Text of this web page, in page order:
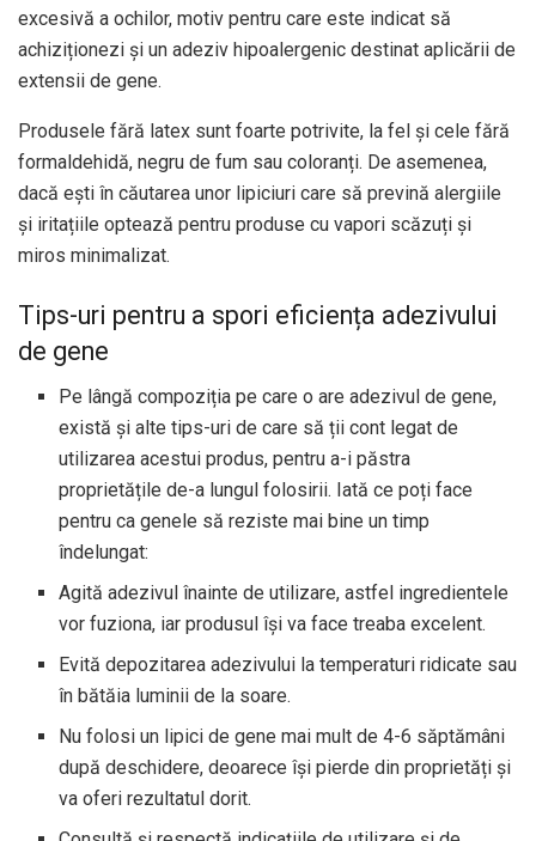
excesivă a ochilor, motiv pentru care este indicat să
achiziționezi și un adeziv hipoalergenic destinat aplicării de
extensii de gene.
Produsele fără latex sunt foarte potrivite, la fel și cele fără
formaldehidă, negru de fum sau coloranți. De asemenea,
dacă ești în căutarea unor lipiciuri care să prevină alergiile
și iritațiile optează pentru produse cu vapori scăzuți și
miros minimalizat.
Tips-uri pentru a spori eficiența adezivului
de gene
Pe lângă compoziția pe care o are adezivul de gene,
există și alte tips-uri de care să ții cont legat de
utilizarea acestui produs, pentru a-i păstra
proprietățile de-a lungul folosirii. Iată ce poți face
pentru ca genele să reziste mai bine un timp
îndelungat:
Agită adezivul înainte de utilizare, astfel ingredientele
vor fuziona, iar produsul își va face treaba excelent.
Evită depozitarea adezivului la temperaturi ridicate sau
în bătăia luminii de la soare.
Nu folosi un lipici de gene mai mult de 4-6 săptămâni
după deschidere, deoarece își pierde din proprietăți și
va oferi rezultatul dorit.